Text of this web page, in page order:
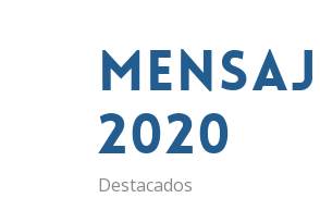
2020
Destacados